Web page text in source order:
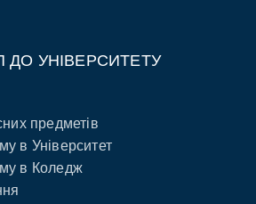
ДО УНІВЕРСИТЕТУ
предметів
в Університет
в Коледж